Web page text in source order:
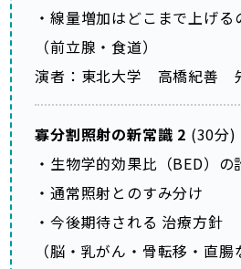
・線量増加はどこまで上げる
（前立腺・食道）
演者：東北大学 高橋紀善
寡分割照射の新常識 2 (30分)
・生物学的効果比（BED）の
・通常照射とのすみ分け
・今後期待される 治療方針
（脳・乳がん・骨転移・直腸